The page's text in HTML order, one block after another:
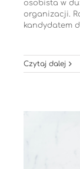
osobista w
organizacji.
kandydatem
Czytaj dalej